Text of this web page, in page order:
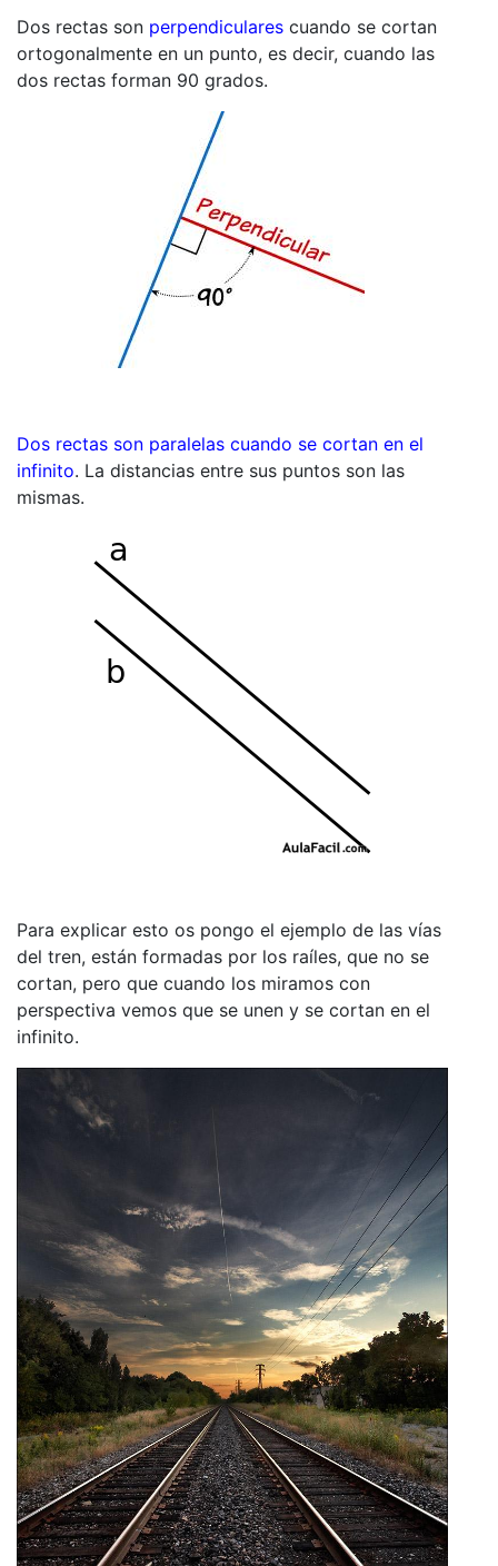
Dos rectas son perpendiculares cuando se cortan
ortogonalmente en un punto, es decir, cuando las
dos rectas forman 90 grados.
Dos rectas son paralelas cuando se cortan en el
infinito. La distancias entre sus puntos son las
mismas.
Para explicar esto os pongo el ejemplo de las vías
del tren, están formadas por los raíles, que no se
cortan, pero que cuando los miramos con
perspectiva vemos que se unen y se cortan en el
infinito.